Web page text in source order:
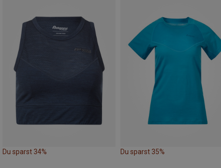
Du sparst 34% Du sparst 35%